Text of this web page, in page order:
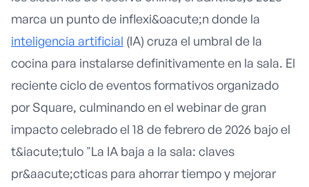
marca un punto de inflexi&oacute;n donde la
inteligencia artificial (IA) cruza el umbral de la
cocina para instalarse definitivamente en la sala. El
reciente ciclo de eventos formativos organizado
por Square, culminando en el webinar de gran
impacto celebrado el 18 de febrero de 2026 bajo el
t&iacute;tulo "La IA baja a la sala: claves
pr&aacute;cticas para ahorrar tiempo y mejorar